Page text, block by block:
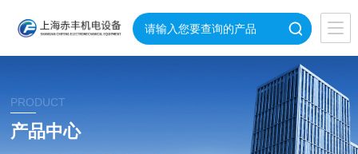
PRODUCT
产品中心